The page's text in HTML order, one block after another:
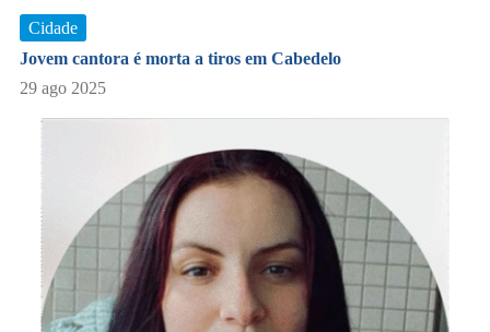
Cidade
Jovem cantora é morta a tiros em Cabedelo
29 ago 2025